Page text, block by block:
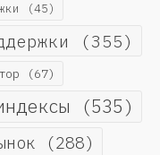
(45)
(355)
(67)
(535)
(288)